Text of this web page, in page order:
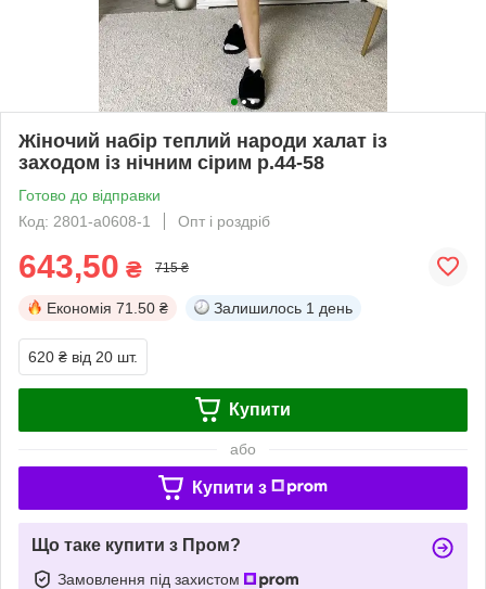
Жіночий набір теплий народи халат із
заходом із нічним сірим р.44-58
Готово до відправки
Код: 2801-а0608-1
Опт і роздріб
643,50 ₴ 715 ₴
Економія 71.50 ₴ Залишилось 1 день
620 ₴ від 20 шт.
Купити
або
Купити з
Що таке купити з Пром?
Замовлення під захистом